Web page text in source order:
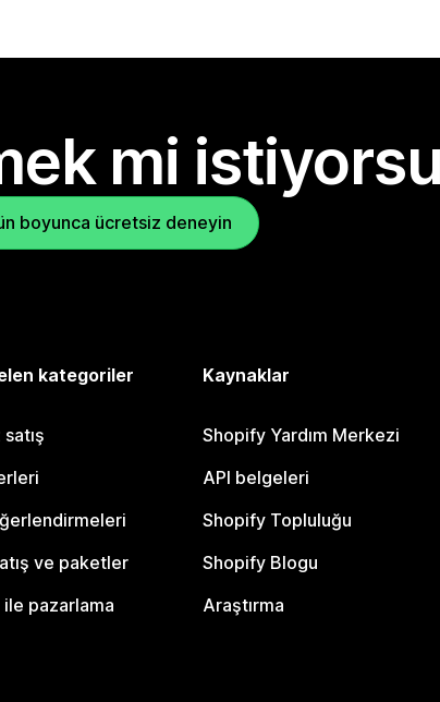
mi
boyunca ücretsiz deneyin
kategoriler
ve paketler
pazarlama
Kaynaklar
Shopify Yardım Merkezi
API belgeleri
Shopify Topluluğu
Shopify Blogu
Araştırma